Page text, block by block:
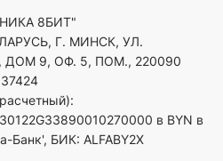
8БИТ"
Г. МИНСК, УЛ.
ДОМ 9, ОФ. 5, ПОМ., 220090
в BYN в
Банк', БИК: ALFABY2X